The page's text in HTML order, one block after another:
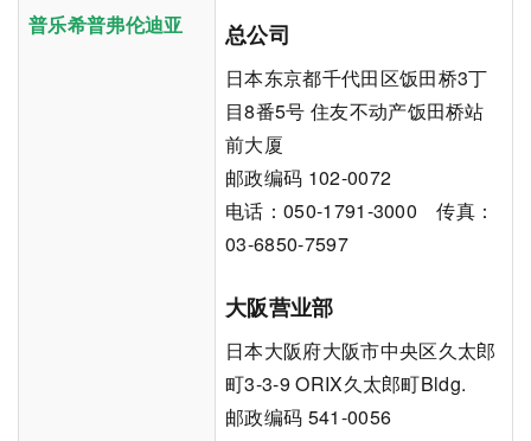
普乐希普弗伦迪亚 总公司
日本东京都千代田区饭田桥3丁
目8番5号 住友不动产饭田桥站
前大厦
邮政编码 102-0072
电话：050-1791-3000 传真：
03-6850-7597
大阪营业部
日本大阪府大阪市中央区久太郎
町3-3-9 ORIX久太郎町Bldg.
邮政编码 541-0056